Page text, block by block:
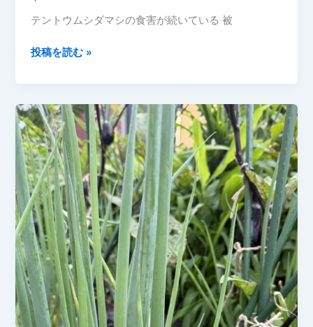
【7
テントウムシダマシの食害が続いている 被
テ
ウ
ム
シ
ダ
マ
シ
と
の
戦
い…
そ
れ
で
も
投稿を読む »